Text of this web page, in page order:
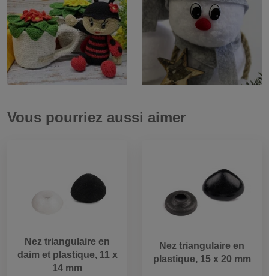
Vous pourriez aussi aimer
Nez triangulaire en
daim et plastique, 11 x
14 mm
Nez triangulaire en
plastique, 15 x 20 mm